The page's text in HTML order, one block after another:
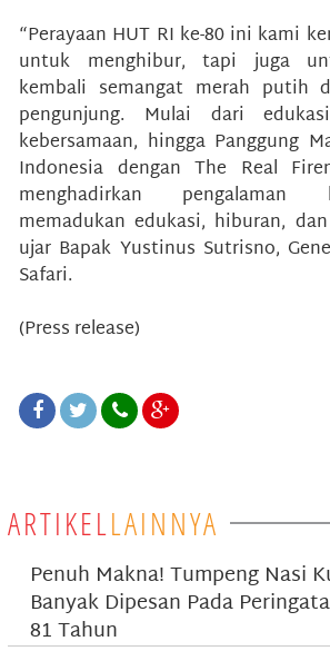
“Perayaan HUT RI ke-80 ini kami
untuk menghibur, tapi juga
kembali semangat merah putih
pengunjung. Mulai dari
kebersamaan, hingga Panggung
Indonesia dengan The Real
menghadirkan pengalaman
memadukan edukasi, hiburan,
ujar Bapak Yustinus Sutrisno,
Safari.
(Press release)
ARTIKELLAINNYA
Penuh Makna! Tumpeng Nasi
Banyak Dipesan Pada
81 Tahun